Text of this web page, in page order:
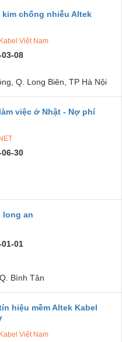
chống nhiễu Altek
Việt Nam
08
Q. Long Biên, TP Hà Nội
việc ở Nhật - Nợ phí
30
long an
01
Bình Tân
hiệu mềm Altek Kabel
Việt Nam